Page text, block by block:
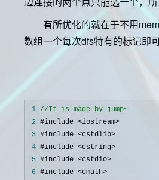
有所优化的就在于不用
数组一个每次dfs特有的标记即可
1 //It is made by jump~
2
3
4
5
6